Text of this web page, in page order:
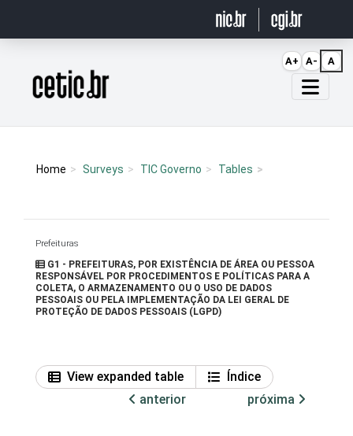
Página inicial
Home Surveys TIC Governo Tables
Prefeituras
G1 - PREFEITURAS, POR EXISTÊNCIA DE ÁREA OU PESSOA
RESPONSÁVEL POR PROCEDIMENTOS E POLÍTICAS PARA A
COLETA, O ARMAZENAMENTO OU O USO DE DADOS
PESSOAIS OU PELA IMPLEMENTAÇÃO DA LEI GERAL DE
PROTEÇÃO DE DADOS PESSOAIS (LGPD)
View expanded table
Índice
anterior
próxima
A+ A- A